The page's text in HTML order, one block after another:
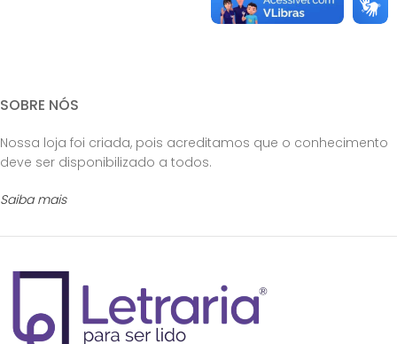
SOBRE NÓS
Nossa loja foi criada, pois acreditamos que o conhecimento
deve ser disponibilizado a todos.
Saiba mais